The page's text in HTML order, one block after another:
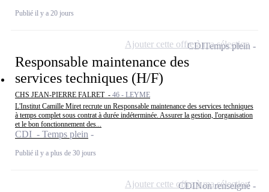
Publié il y a 20 jours
Responsable maintenance des
services techniques (H/F)
CHS JEAN-PIERRE FALRET - 46 - LEYME
L'Institut Camille Miret recrute un Responsable maintenance des services techniques
à temps complet sous contrat à durée indéterminée. Assurer la gestion, l'organisation
et le bon fonctionnement des...
CDI - Temps plein
Publié il y a plus de 30 jours
CDITemps plein
Ajouter cette offre à ma sélection
CDINon renseigné
Ajouter cette offre à ma sélection